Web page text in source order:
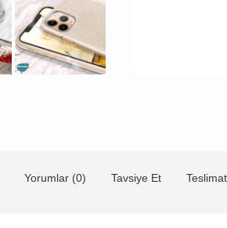
Yorumlar (0) Tavsiye Et